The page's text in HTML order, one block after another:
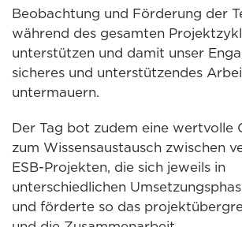
Beobachtung und Förderung der
während des gesamten
unterstützen und damit unser
sicheres und unterstützendes
untermauern.
Der Tag bot zudem eine wertvolle
zum Wissensaustausch zwischen
ESB-Projekten, die sich jeweils in
unterschiedlichen
und förderte so das